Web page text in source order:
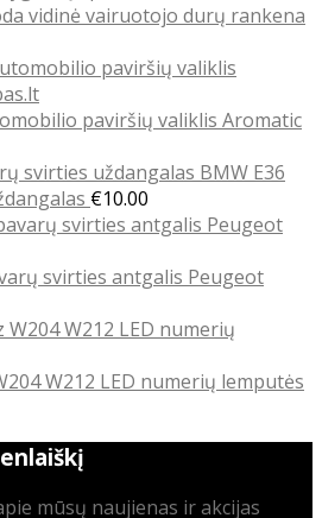
vidinė vairuotojo durų rankena
paviršių valiklis Aromatic
BMW E36
€10.00
svirties antgalis Peugeot
W212 LED numerių lemputės
mūsų naujienas ir akcijas